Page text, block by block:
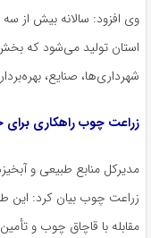
استان تولید می‌شود که بخش
شهرداری‌ها، صنایع،
زراعت چوب راهکاری
مدیرکل منابع طبیعی و
زراعت چوب بیان کرد:
مقابله با قاچاق چوب و